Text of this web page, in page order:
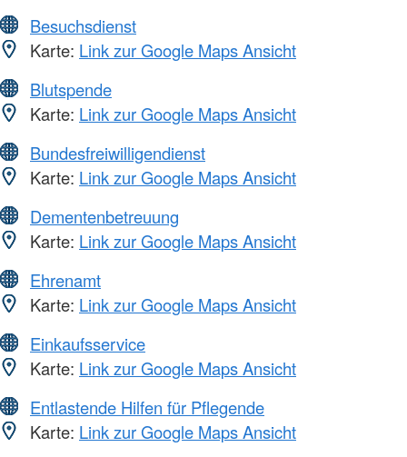
Besuchsdienst
Karte: Link zur Google Maps Ansicht
Blutspende
Karte: Link zur Google Maps Ansicht
Bundesfreiwilligendienst
Karte: Link zur Google Maps Ansicht
Dementenbetreuung
Karte: Link zur Google Maps Ansicht
Ehrenamt
Karte: Link zur Google Maps Ansicht
Einkaufsservice
Karte: Link zur Google Maps Ansicht
Entlastende Hilfen für Pflegende
Karte: Link zur Google Maps Ansicht